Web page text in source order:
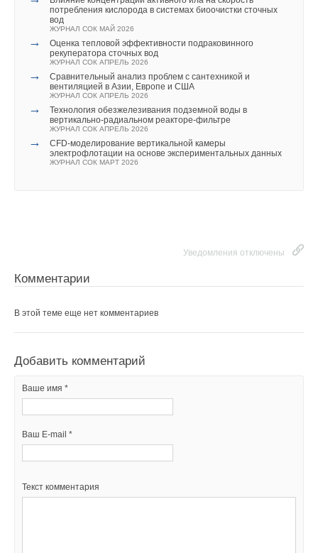
потребления кислорода в системах биоочистки сточных
вод
ЖУРНАЛ СОК МАЙ 2026
→
Оценка тепловой эффективности подраковинного
рекуператора сточных вод
ЖУРНАЛ СОК АПРЕЛЬ 2026
→
Сравнительный анализ проблем с сантехникой и
вентиляцией в Азии, Европе и США
ЖУРНАЛ СОК АПРЕЛЬ 2026
→
Технология обезжелезивания подземной воды в
вертикально-радиальном реакторе-фильтре
ЖУРНАЛ СОК АПРЕЛЬ 2026
→
CFD-моделирование вертикальной камеры
электрофлотации на основе экспериментальных данных
ЖУРНАЛ СОК МАРТ 2026
Уведомления отключены
Комментарии
В этой теме еще нет комментариев
Добавить комментарий
Ваше имя *
Ваш E-mail *
Текст комментария
Добавить комментарий
Ваше имя *
Ваш E-mail *
Текст комментария